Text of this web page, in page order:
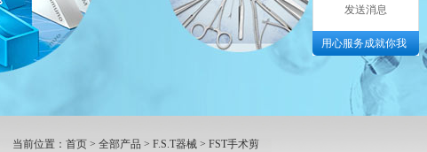
当前位置： 首页 > 全部产品 > F.S.T器械 > FST手术剪
发送消息
用心服务成就你我